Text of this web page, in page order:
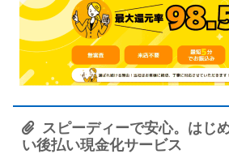
スピーディーで安心。はじ
い後払い現金化サービス